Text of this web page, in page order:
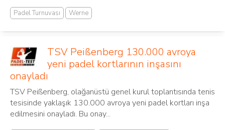
Padel Turnuvası Werne
TSV Peißenberg 130.000 avroya
yeni padel kortlarının inşasını
onayladı
TSV Peißenberg, olağanüstü genel kurul toplantısında tenis
tesisinde yaklaşık 130.000 avroya yeni padel kortları inşa
edilmesini onayladı. Bu onay...